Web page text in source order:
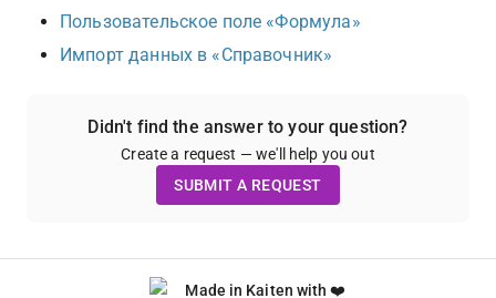
Пользовательское поле «Формула»
Импорт данных в «Справочник»
Didn't find the answer to your question?
Create a request — we'll help you out
SUBMIT A REQUEST
Made in Kaiten with ❤️